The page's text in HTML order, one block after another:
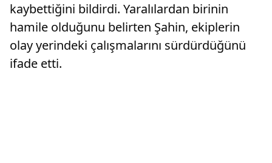
kaybettiğini bildirdi. Yaralılardan birinin
hamile olduğunu belirten Şahin, ekiplerin
olay yerindeki çalışmalarını sürdürdüğünü
ifade etti.